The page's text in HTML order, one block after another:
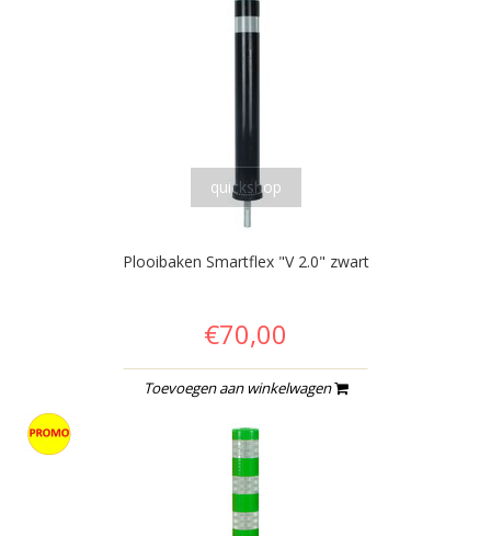
quickshop
Plooibaken Smartflex "V 2.0" zwart
€70,00
Toevoegen aan winkelwagen